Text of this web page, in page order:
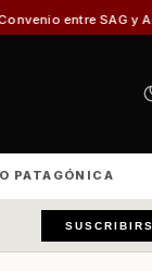
activa
PATAGÓNICA